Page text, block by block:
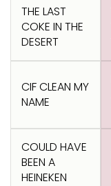
THE LAST
COKE IN THE
DESERT
CIF CLEAN MY
NAME
COULD HAVE
BEEN A
HEINEKEN